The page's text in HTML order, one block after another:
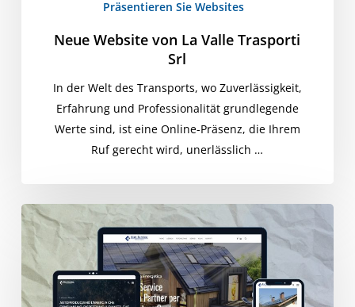
Präsentieren Sie Websites
Neue Website von La Valle Trasporti
Srl
In der Welt des Transports, wo Zuverlässigkeit,
Erfahrung und Professionalität grundlegende
Werte sind, ist eine Online-Präsenz, die Ihrem
Ruf gerecht wird, unerlässlich …
Neugestaltung
der
Website
für
Siet